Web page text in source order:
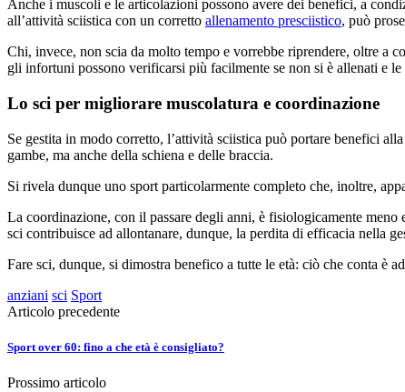
Anche i muscoli e le articolazioni possono avere dei benefici, a
all’attività sciistica con un corretto allenamento presciistico, può
Chi, invece, non scia da molto tempo e vorrebbe riprendere, oltre a
gli infortuni possono verificarsi più facilmente se non si è allenati e
Lo sci per migliorare muscolatura e coordinazione
Se gestita in modo corretto, l’attività sciistica può portare benefici
gambe, ma anche della schiena e delle braccia.
Si rivela dunque uno sport particolarmente completo che, inoltre,
La coordinazione, con il passare degli anni, è fisiologicamente
sci contribuisce ad allontanare, dunque, la perdita di efficacia nella
Fare sci, dunque, si dimostra benefico a tutte le età: ciò che conta è
anziani sci Sport
Articolo precedente
Sport over 60: fino a che età è consigliato?
Prossimo articolo